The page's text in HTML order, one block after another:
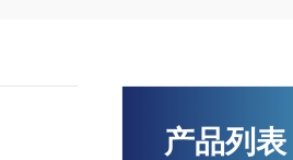
产品列表